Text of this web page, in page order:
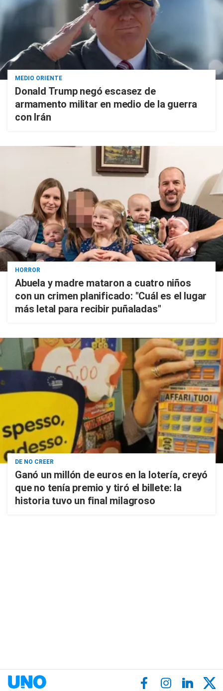
MEDIO ORIENTE
Donald Trump negó escasez de
armamento militar en medio de la guerra
con Irán
HORROR
Abuela y madre mataron a cuatro niños
con un crimen planificado: "Cuál es el lugar
más letal para recibir puñaladas"
DE NO CREER
Ganó un millón de euros en la lotería, creyó
que no tenía premio y tiró el billete: la
historia tuvo un final milagroso